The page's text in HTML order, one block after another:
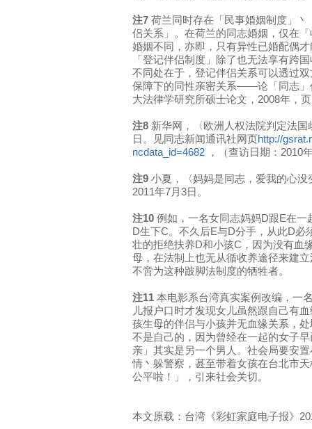
注7 荷兰同时存在「民事婚姻制度」
侣关系」。在荷兰的同志婚姻，仅在
婚姻不同，亦即，只有异性已婚配偶
「登记伴侣制度」除了也无法享有跨
不同处在于，登记伴侣关系可以透过
保障下的同性亲密关系——论「同志」
大法律学研究所硕士论文，2008年，
注8 新华网，〈欧洲人权法院判定法
日。见同志新闻通讯社网页http://
ncdata_id=4682 ，（查访日期：2010
注9 小夏，〈妈妈是同志，爱我的心
2011年7月3日。
注10 例如，一名女同志妈妈D跟E在
D生下C。不久后E与D分手，从此D
壮的拒绝扶养D和小孩C，因为没有血
母，在法制上也无从循收养途径来建
不啻为这种跛脚法制度的牺牲者。
注11 本电影系台湾真实案例改编，一
儿报户口时才发现女儿虽然跟自己有
孩生母的伴侣与小孩并无血缘关系，
不是自己的，因为曾经在一起的女子
亲」其实是另一个男人。社会局要安
情丶躲警察，甚至带着女孩在台北市
公平啦！」，引来社会关切。
本文原载：台湾《彩虹家庭电子报》